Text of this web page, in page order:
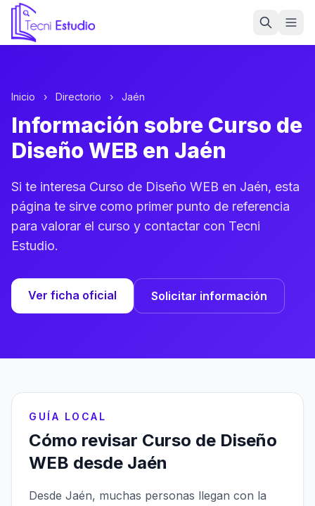
Ir a la página de inicio de Tecni Estudio
Inicio › Directorio › Jaén
Información sobre Curso de
Diseño WEB en Jaén
Si te interesa Curso de Diseño WEB en Jaén, esta
página te sirve como primer punto de referencia
para valorar el curso y contactar con Tecni
Estudio.
Ver ficha oficial Solicitar información
GUÍA LOCAL
Cómo revisar Curso de Diseño
WEB desde Jaén
Desde Jaén, muchas personas llegan con la